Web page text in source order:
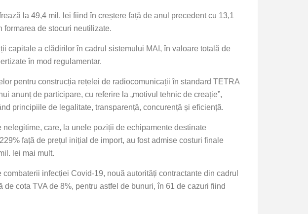
la 49,4 mil. lei fiind în creștere față de anul precedent cu 13,1
formarea de stocuri neutilizate.
capitale a clădirilor în cadrul sistemului MAI, în valoare totală de
în mod regulamentar.
pentru construcția rețelei de radiocomunicații în standard TETRA
anunț de participare, cu referire la „motivul tehnic de creație”,
principiile de legalitate, transparență, concurență și eficiență.
care, la unele poziții de echipamente destinate
față de prețul inițial de import, au fost admise costuri finale
lei mai mult.
infecției Covid-19, nouă autorități contractante din cadrul
cota TVA de 8%, pentru astfel de bunuri, în 61 de cazuri fiind